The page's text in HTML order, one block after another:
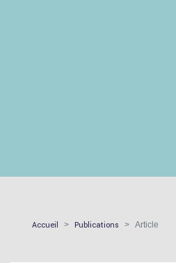
Accueil Publications Article